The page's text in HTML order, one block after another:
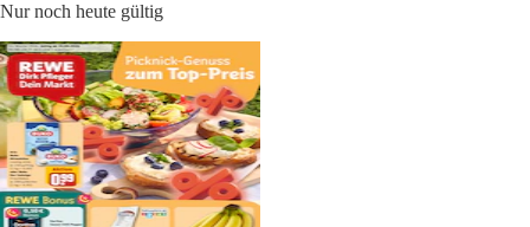
Nur noch heute gültig